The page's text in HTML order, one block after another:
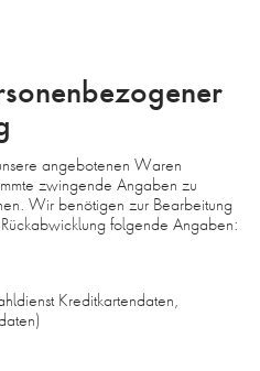
angebotenen Waren
zwingende Angaben zu
Wir benötigen zur Bearbeitung
folgende Angaben:
Kreditkartendaten,